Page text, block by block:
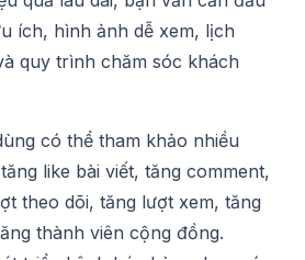
ích, hình ảnh dễ xem, lịch
quy trình chăm sóc khách
có thể tham khảo nhiều
like bài viết, tăng comment,
theo dõi, tăng lượt xem, tăng
thành viên cộng đồng.